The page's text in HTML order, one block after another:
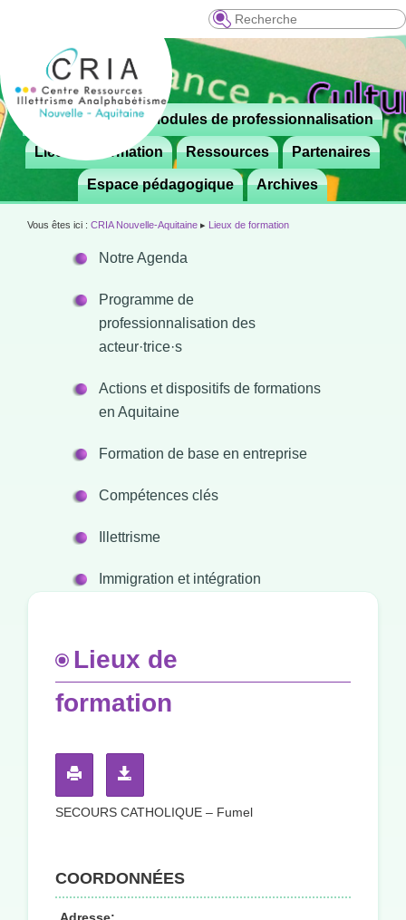
Recherche
Menu
principal
Aller
contenu
principal
 Le CRIA Modules de professionnalisation
Lieux de formation Ressources Partenaires
Espace pédagogique Archives
Vous êtes ici : CRIA Nouvelle-Aquitaine ▸ Lieux de formation
Notre Agenda
Programme de
professionnalisation des
acteur·trice·s
Actions et dispositifs de formations
en Aquitaine
Formation de base en entreprise
Compétences clés
Illettrisme
Immigration et intégration
Lieux de
formation
SECOURS CATHOLIQUE – Fumel
COORDONNÉES